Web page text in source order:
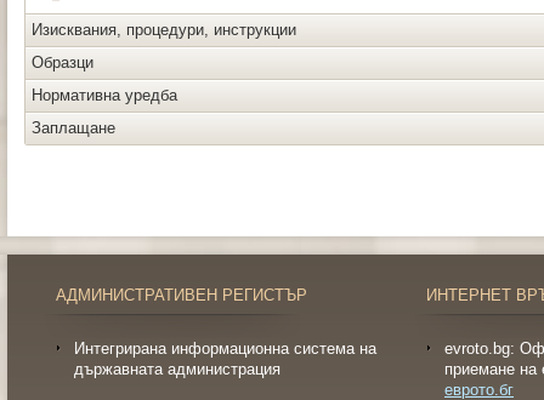
Изисквания, процедури, инструкции
Образци
Нормативна уредба
Заплащане
АДМИНИСТРАТИВЕН РЕГИСТЪР
Интегрирана информационна система на
държавната администрация
ИНТЕРНЕТ
evroto.bg:
приемане на
еврото.бг